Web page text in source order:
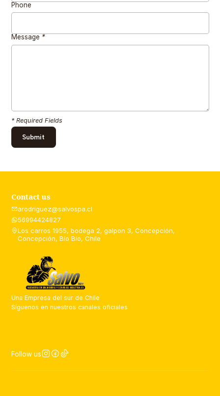
Phone
Message *
* Required Fields
Contact us
arodriguez@salvospa.cl
56994424827
Los carros 1955, bodega 2, galpon 3, Concepción,
Concepción, Bío Bío, Chile
Una Empresa del sur de Chile
Síguenos en nuestros canales oficiales
Follow us